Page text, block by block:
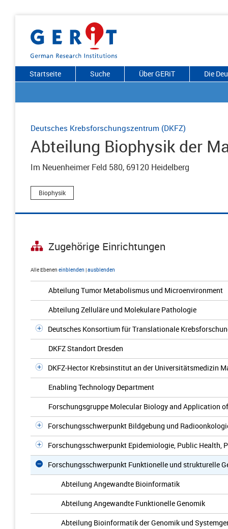
Startseite Suche Über GERiT Die
Deutsches Krebsforschungszentrum (DKFZ)
Abteilung Biophysik der
Im Neuenheimer Feld 580, 69120 Heidelberg
Biophysik
Zugehörige Einrichtungen
Alle Ebenen einblenden |ausblenden
Abteilung Tumor Metabolismus und Microenvironment
Abteilung Zelluläre und Molekulare Pathologie
Deutsches Konsortium für Translationale
DKFZ Standort Dresden
DKFZ-Hector Krebsinstitut an der Universitätsmedizin
Enabling Technology Department
Forschungsgruppe Molecular Biology and Application
Forschungsschwerpunkt Bildgebung und
Forschungsschwerpunkt Epidemiologie, Public Health,
Forschungsschwerpunkt Funktionelle und strukturelle
Abteilung Angewandte Bioinformatik
Abteilung Angewandte Funktionelle Genomik
Abteilung Bioinformatik der Genomik und